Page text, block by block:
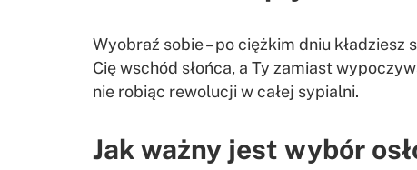
Wyobraź sobie – po ciężkim dniu kładziesz
Cię wschód słońca, a Ty zamiast
nie robiąc rewolucji w całej sypialni.
Jak ważny jest wybór